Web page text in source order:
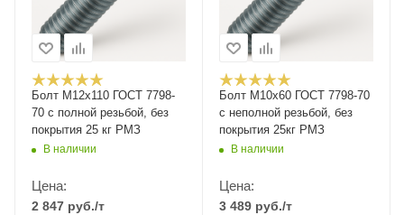
Болт М12x110 ГОСТ 7798-
70 с полной резьбой, без
покрытия 25 кг РМЗ
В наличии
Цена:
2 847 руб./т
Болт М10x60 ГОСТ 7798-70
с неполной резьбой, без
покрытия 25кг РМЗ
В наличии
Цена:
3 489 руб./т